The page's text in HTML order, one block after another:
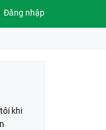
Đăng nhập
khi